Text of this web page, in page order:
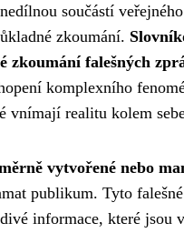
součástí
zkoumání.
zkoumání falešných
komplexního
vnímají realitu kolem
vytvořené nebo
publikum. Tyto
informace, které